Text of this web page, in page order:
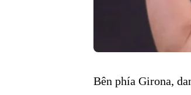
Bên phía Girona,